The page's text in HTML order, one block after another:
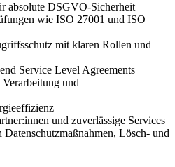
absolute DSGVO-Sicherheit
wie ISO 27001 und ISO
mit klaren Rollen und
Service Level Agreements
und
und zuverlässige Services
Lösch- und